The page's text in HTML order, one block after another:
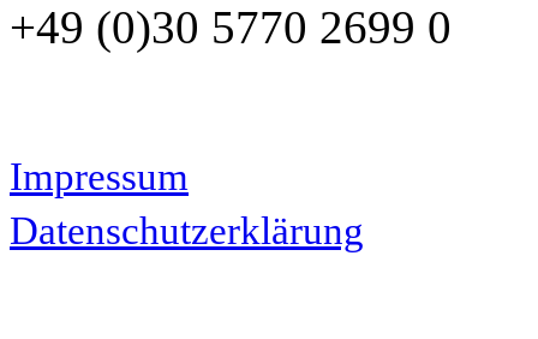
+49 (0)30 5770 2699 0
Impressum
Datenschutzerklärung